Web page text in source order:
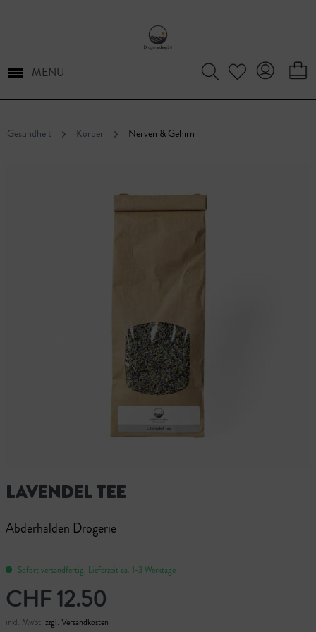
MENÜ
Gesundheit Körper Nerven & Gehirn
LAVENDEL TEE
Abderhalden Drogerie
Sofort versandfertig, Lieferzeit ca. 1-3 Werktage
CHF 12.50
inkl. MwSt. zzgl. Versandkosten